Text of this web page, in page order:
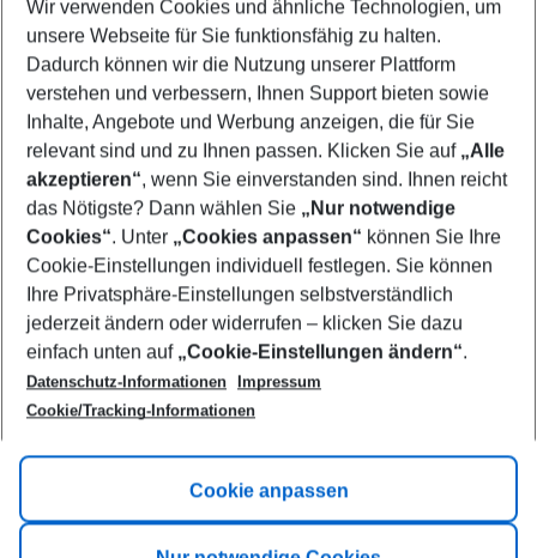
Select your date range
09/08/26–07/08/27 5-8 nights
Who will travel
2 adults No children
Show more filter
Footer
Footer navigation
Title A
Link A
Wir verwenden Cookies und ähnliche Technologien, um
unsere Webseite für Sie funktionsfähig zu halten.
Dadurch können wir die Nutzung unserer Plattform
verstehen und verbessern, Ihnen Support bieten sowie
Inhalte, Angebote und Werbung anzeigen, die für Sie
relevant sind und zu Ihnen passen. Klicken Sie auf „Alle
akzeptieren“, wenn Sie einverstanden sind. Ihnen reicht
das Nötigste? Dann wählen Sie „Nur notwendige
Cookies“. Unter „Cookies anpassen“ können Sie Ihre
Cookie-Einstellungen individuell festlegen. Sie können
Ihre Privatsphäre-Einstellungen selbstverständlich
jederzeit ändern oder widerrufen – klicken Sie dazu
einfach unten auf „Cookie-Einstellungen ändern“.
Datenschutz-Informationen
Impressum
Cookie/Tracking-Informationen
Cookie anpassen